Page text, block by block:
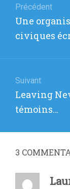
de
l’article
Précédent
Article
précédent
Une
civiques
Suivant
Article
suivant
Leaving
témoins…
3